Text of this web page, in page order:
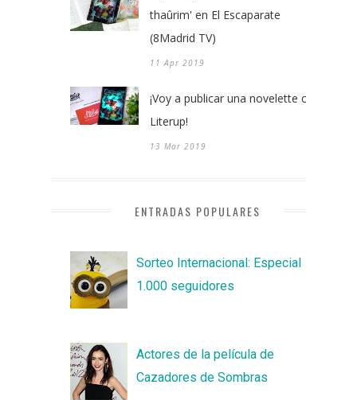
thaûrim' en El Escaparate
(8Madrid TV)
11 Apr 2019
¡Voy a publicar una novelette con
Literup!
13 Mar 2019
ENTRADAS POPULARES
Sorteo Internacional: Especial
1.000 seguidores
Actores de la película de
Cazadores de Sombras